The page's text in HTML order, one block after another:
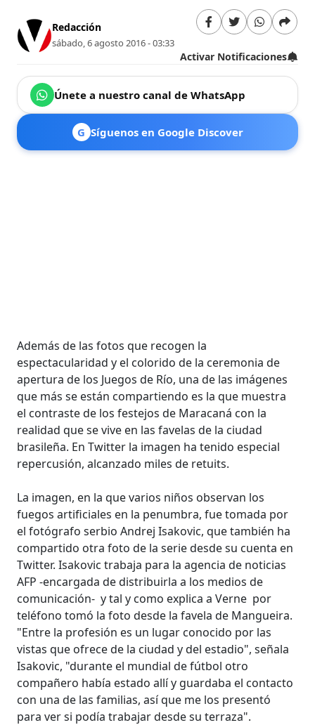
Redacción
sábado, 6 agosto 2016 - 03:33
Activar Notificaciones
Únete a nuestro canal de WhatsApp
G Síguenos en Google Discover
Además de las fotos que recogen la
espectacularidad y el colorido de la ceremonia de
apertura de los Juegos de Río, una de las imágenes
que más se están compartiendo es la que muestra
el contraste de los festejos de Maracaná con la
realidad que se vive en las favelas de la ciudad
brasileña. En Twitter la imagen ha tenido especial
repercusión, alcanzado miles de retuits.
La imagen, en la que varios niños observan los
fuegos artificiales en la penumbra, fue tomada por
el fotógrafo serbio Andrej Isakovic, que también ha
compartido otra foto de la serie desde su cuenta en
Twitter. Isakovic trabaja para la agencia de noticias
AFP -encargada de distribuirla a los medios de
comunicación- y tal y como explica a Verne por
teléfono tomó la foto desde la favela de Mangueira.
"Entre la profesión es un lugar conocido por las
vistas que ofrece de la ciudad y del estadio", señala
Isakovic, "durante el mundial de fútbol otro
compañero había estado allí y guardaba el contacto
con una de las familias, así que me los presentó
para ver si podía trabajar desde su terraza".